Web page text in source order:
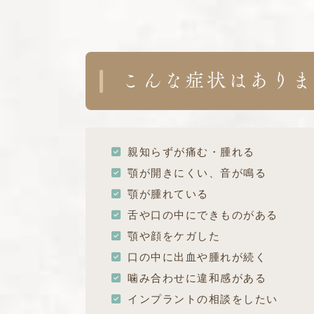
こんな症状はあり
親知らずが痛む・腫れる
顎が開きにくい、音が鳴る
顎が腫れている
舌や口の中にできものがある
顎や顔をケガした
口の中に出血や腫れが続く
噛み合わせに違和感がある
インプラントの相談をしたい